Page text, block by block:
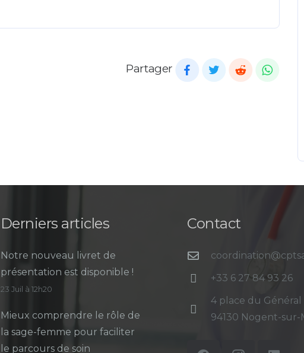
Partager
Derniers articles
Notre nouveau livret de
présentation est disponible !
23 Juil à 12h20
Mieux comprendre le rôle de
la sage-femme pour faciliter
le parcours de soin
Contact
+33 6 27 84 93 26
4 place du Général
94130 Nogent-sur-